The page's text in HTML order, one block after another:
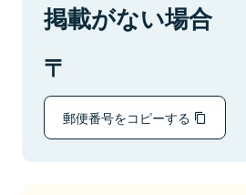
掲載がない場合
郵便番号をコピーする